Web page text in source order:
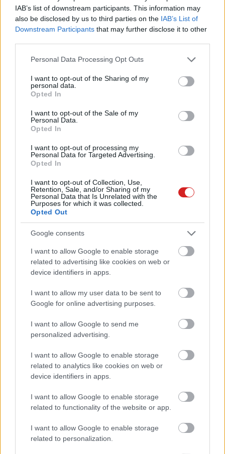
IAB’s list of downstream participants. This information may
also be disclosed by us to third parties on the IAB’s List of
Downstream Participants that may further disclose it to other
Please note that this website/app uses one or more Google
not limited to your visit or usage behaviour. You may click to
grant or deny consent to Google and its third-party tags to
use your data for below specified purposes in below Google
consent section.
Personal Data Processing Opt Outs
I want to opt-out of the Sharing of my
personal data.
Opted In
I want to opt-out of the Sale of my
Personal Data.
Opted In
I want to opt-out of processing my
Personal Data for Targeted Advertising.
Opted In
I want to opt-out of Collection, Use,
Retention, Sale, and/or Sharing of my
Personal Data that Is Unrelated with the
Purposes for which it was collected.
Opted Out
Google consents
I want to allow Google to enable storage
related to advertising like cookies on web or
device identifiers in apps.
I want to allow my user data to be sent to
Google for online advertising purposes.
I want to allow Google to send me
personalized advertising.
I want to allow Google to enable storage
related to analytics like cookies on web or
device identifiers in apps.
I want to allow Google to enable storage
related to functionality of the website or app.
I want to allow Google to enable storage
related to personalization.
3D-s nyomtató otthonra
Hardver | 2012.09.30 07:00
Megnyílt az első 3D-s
nyomtatóbolt
3D-s nyomtató a hawaii
középiskolásoknak
3D-s nyomtatás: papírból és
vizes-ragasztóból